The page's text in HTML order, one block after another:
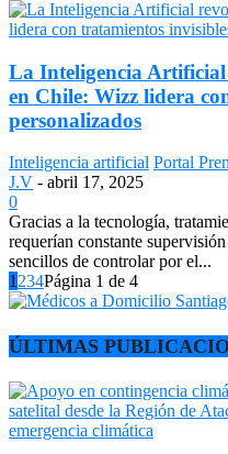
La Inteligencia
en Chile: Wizz lidera
personalizados
Inteligencia artificial Portal
J.V - abril 17, 2025
0
Gracias a la tecnología,
requerían constante
sencillos de controlar por el...
1 234Página 1 de 4
ÚLTIMAS